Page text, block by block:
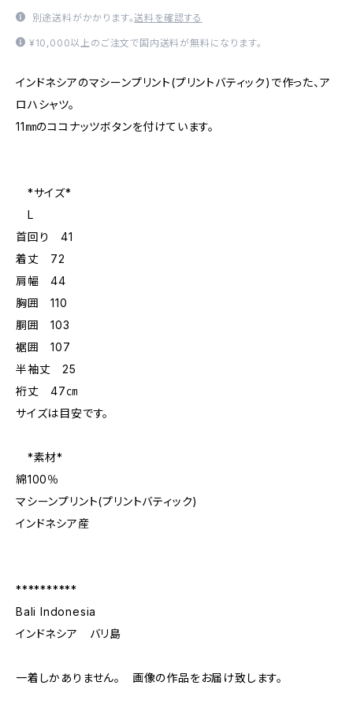
別途送料がかかります。送料を確認する
¥10,000以上のご注文で国内送料が無料になります。
インドネシアのマシーンプリント(プリントバティック)で作った、ア
ロハシャツ。
11㎜のココナッツボタンを付けています。
*サイズ*
L
首回り 41
着丈 72
肩幅 44
胸囲 110
胴囲 103
裾囲 107
半袖丈 25
裄丈 47㎝
サイズは目安です。
*素材*
綿100％
マシーンプリント(プリントバティック)
インドネシア産
**********
Bali Indonesia
インドネシア バリ島
一着しかありません。 画像の作品をお届け致します。